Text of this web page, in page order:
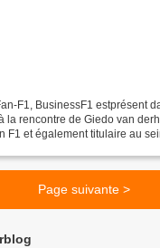
F1, BusinessF1 estprésent
la rencontre de Giedo van
F1 et également titulaire au
Page suivante >